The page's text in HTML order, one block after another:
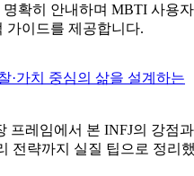
확히 안내하며 MBTI 사용자
가이드를 제공합니다.
·가치 중심의 삶을 설계하는
프레임에서 본 INFJ의 강점과
전략까지 실질 팁으로 정리